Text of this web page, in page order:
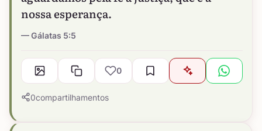
nossa esperança.
Gálatas 5:5
0
0compartilhamentos